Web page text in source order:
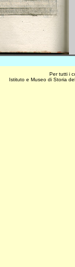
Per tutti i
Istituto e Museo di Storia